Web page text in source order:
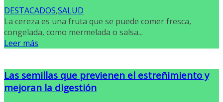
DESTACADOS,SALUD
La cereza es una fruta que se puede comer fresca,
congelada, como mermelada o salsa...
Leer más
Las semillas que previenen el estreñimiento y
mejoran la digestión